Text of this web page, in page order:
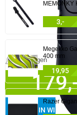
IN
Meldingen
MEMONKY
3,-
Megekko
400 mm
19,95
Razer